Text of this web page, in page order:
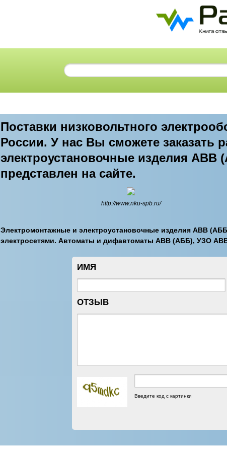
Поставки низковольтного
России. У нас Вы сможете заказать
электроустановочные изделия
представлен на сайте.
http://www.nku-spb.ru/
Электромонтажные и электроустановочные изделия ABB
электросетями. Автоматы и дифавтоматы ABB (АББ), УЗО
ИМЯ
ОТЗЫВ
Введите код с картинки